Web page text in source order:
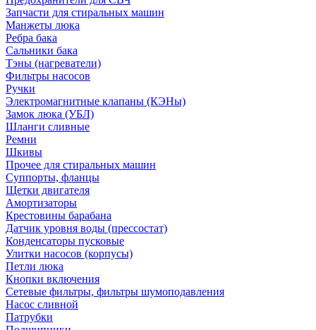
Запчасти для стиральных машин
Манжеты люка
Ребра бака
Сальники бака
Тэны (нагреватели)
Фильтры насосов
Ручки
Электромагнитные клапаны (КЭНы)
Замок люка (УБЛ)
Шланги сливные
Ремни
Шкивы
Прочее для стиральных машин
Суппорты, фланцы
Щетки двигателя
Амортизаторы
Крестовины барабана
Датчик уровня воды (прессостат)
Конденсаторы пусковые
Улитки насосов (корпусы)
Петли люка
Кнопки включения
Сетевые фильтры, фильтры шумоподавления
Насос сливной
Патрубки